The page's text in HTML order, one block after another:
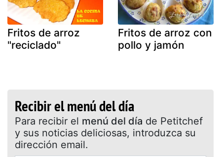
Fritos de arroz
"reciclado"
Fritos de arroz con
pollo y jamón
Recibir el menú del día
Para recibir el menú del día de Petitchef
y sus noticias deliciosas, introduzca su
dirección email.